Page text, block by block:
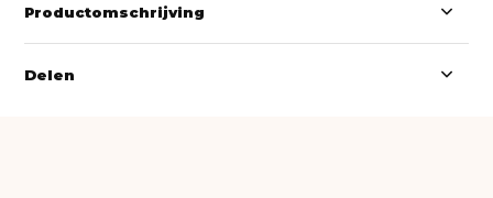
Productomschrijving
Delen